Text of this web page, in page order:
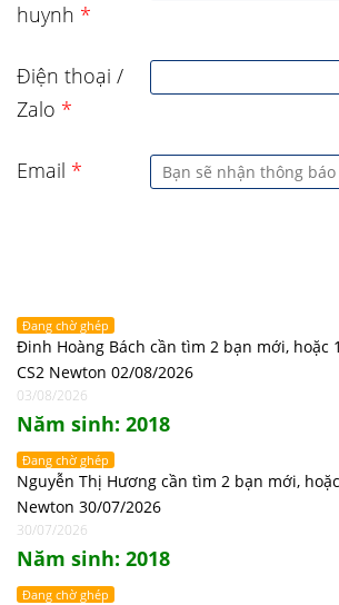
huynh *
Điện thoại /
Zalo *
Email *
Đang chờ ghép
Đinh Hoàng Bách cần tìm 2 bạn mới, hoặc
CS2 Newton 02/08/2026
03/08/2026
Năm sinh: 2018
Đang chờ ghép
Nguyễn Thị Hương cần tìm 2 bạn mới,
Newton 30/07/2026
30/07/2026
Năm sinh: 2018
Đang chờ ghép